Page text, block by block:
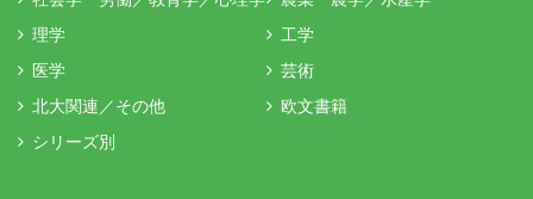
理学
工学
医学
芸術
北大関連／その他
欧文書籍
シリーズ別